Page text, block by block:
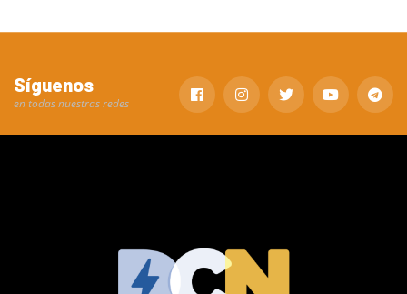
Síguenos
en todas nuestras redes